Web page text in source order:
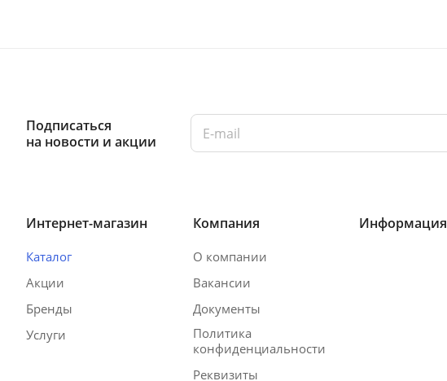
Подписаться
на новости и акции
Интернет-магазин
Каталог
Акции
Бренды
Услуги
Компания
О компании
Вакансии
Документы
Политика
конфиденциальности
Реквизиты
Информация